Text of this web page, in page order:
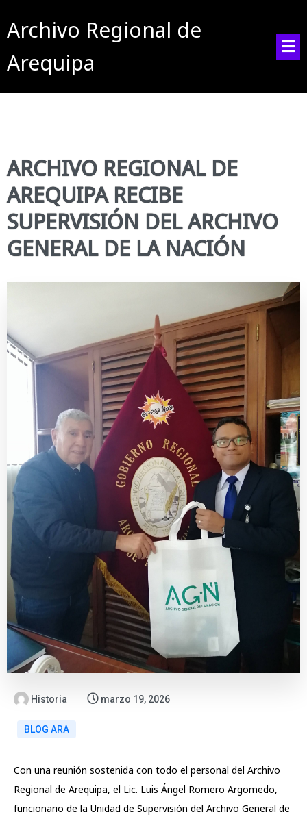
Archivo Regional de
Arequipa
ARCHIVO REGIONAL DE
AREQUIPA RECIBE
SUPERVISIÓN DEL ARCHIVO
GENERAL DE LA NACIÓN
Historia marzo 19, 2026
BLOG ARA
Con una reunión sostenida con todo el personal del Archivo
Regional de Arequipa, el Lic. Luis Ángel Romero Argomedo,
funcionario de la Unidad de Supervisión del Archivo General de